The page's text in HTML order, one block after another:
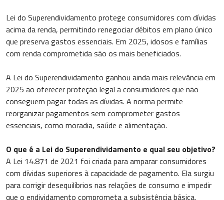
Lei do Superendividamento protege consumidores com dívidas
acima da renda, permitindo renegociar débitos em plano único
que preserva gastos essenciais. Em 2025, idosos e famílias
com renda comprometida são os mais beneficiados.
A Lei do Superendividamento ganhou ainda mais relevância em
2025 ao oferecer proteção legal a consumidores que não
conseguem pagar todas as dívidas. A norma permite
reorganizar pagamentos sem comprometer gastos
essenciais, como moradia, saúde e alimentação.
O que é a Lei do Superendividamento e qual seu objetivo?
A Lei 14.871 de 2021 foi criada para amparar consumidores
com dívidas superiores à capacidade de pagamento. Ela surgiu
para corrigir desequilíbrios nas relações de consumo e impedir
que o endividamento comprometa a subsistência básica.